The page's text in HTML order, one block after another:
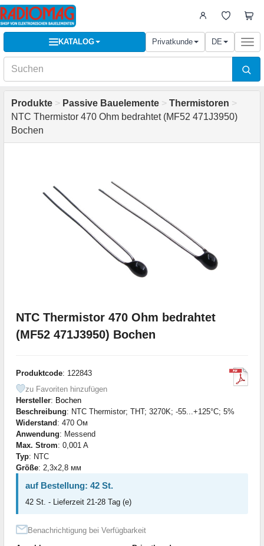
KATALOG Privatkunde DE
Produkte > Passive Bauelemente > Thermistoren >
NTC Thermistor 470 Ohm bedrahtet (MF52 471J3950)
Bochen
NTC Thermistor 470 Ohm bedrahtet
(MF52 471J3950) Bochen
Produktcode: 122843
zu Favoriten hinzufügen
Hersteller: Bochen
Beschreibung: NTC Thermistor; THT; 3270K; -55...+125°C; 5%
Widerstand : 470 Ом
Anwendung: Messend
Max. Strom: 0,001 A
Typ: NTC
Größe: 2,3x2,8 мм
auf Bestellung: 42 St.
42 St. - Lieferzeit 21-28 Tag (e)
Benachrichtigung bei Verfügbarkeit